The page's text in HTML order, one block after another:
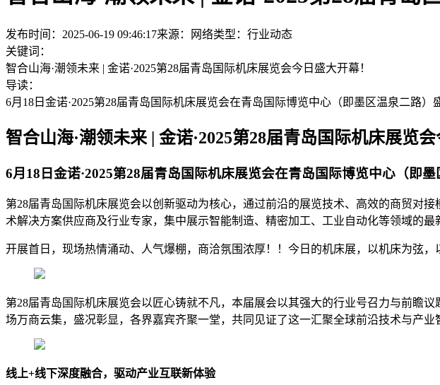
发布时间：2025-06-19 09:46:17来源：网络类型： 行业动态
关键词：
智合山海·潮领未来 | 金诺·2025第28届青岛国际机床展览会今日盛大开幕！
导读：
6月18日金诺·2025第28届青岛国际机床展览会在青岛国际博览中心（即墨区温泉二路）
智合山海·潮领未来 | 金诺·2025第28届青岛国际机床展览会
6月18日金诺·2025第28届青岛国际机床展览会在青岛国际博览中心（即墨
第28届青岛国际机床展览会以创新驱动为核心，通过前沿的展览技术、高效的商贸对
术解决方案供应商及行业专家，集中展示智能制造、精密加工、工业自动化等领域的
开展首日，现场热情涌动、人气爆棚，商洽氛围浓厚！！今日的机床展，以机床为弦
第28届青岛国际机床展览会以匠心铸就不凡，本届展会以其强大的行业号召力与前瞻
场万商云集，盛况彰显，各界嘉宾齐聚一堂，共同见证了这一汇聚全球前沿技术与产业
线上+线下深度融合，驱动产业互联新体验